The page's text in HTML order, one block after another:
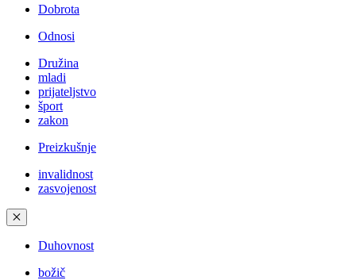
Dobrota
Odnosi
Družina
mladi
prijateljstvo
šport
zakon
Preizkušnje
invalidnost
zasvojenost
✕
Duhovnost
božič